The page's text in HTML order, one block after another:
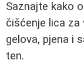
Saznajte kako
čišćenje lica
gelova, pjena i
ten.